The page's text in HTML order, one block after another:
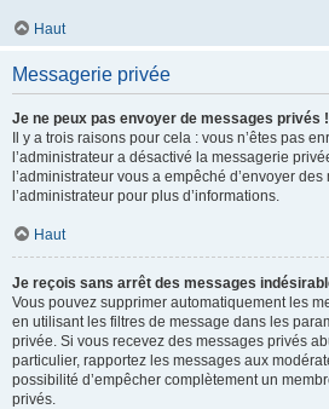
Haut
Messagerie privée
Je ne peux pas envoyer de messages privés !
Il y a trois raisons pour cela : vous n’êtes pas
l’administrateur a désactivé la messagerie
l’administrateur vous a empêché d’envoyer
l’administrateur pour plus d’informations.
Haut
Je reçois sans arrêt des messages
Vous pouvez supprimer automatiquement les
en utilisant les filtres de message dans les
privée. Si vous recevez des messages privés
particulier, rapportez les messages aux
possibilité d’empêcher complètement un
privés.